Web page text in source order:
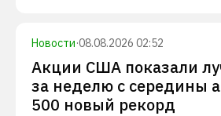
Новости·08.08.2026 02:52
Акции США показали
за неделю с середины
500 новый рекорд